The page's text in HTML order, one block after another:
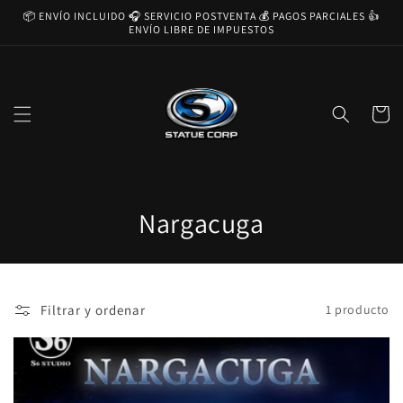
directamente
📦 ENVÍO INCLUIDO 🎧 SERVICIO POSTVENTA 💰 PAGOS PARCIALES 👍
ENVÍO LIBRE DE IMPUESTOS
Carrito
C
o
e
c
Nargacuga
Filtrar y ordenar 1 producto